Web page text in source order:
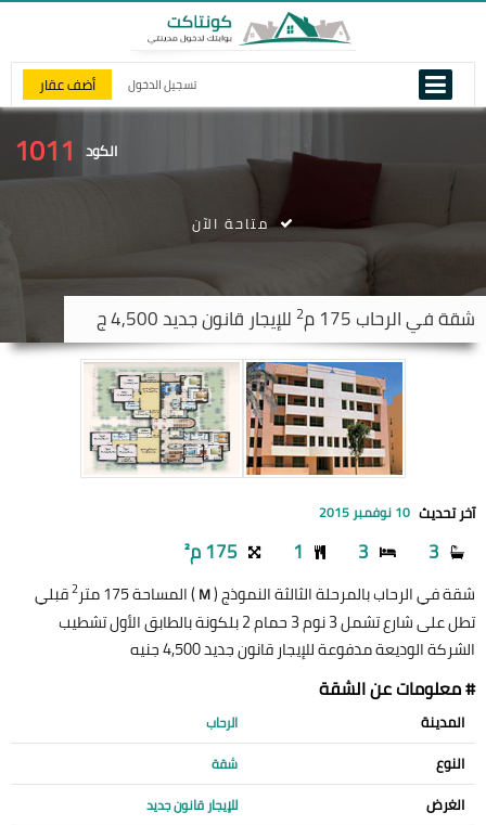
تسجيل الدخول أضف عقار
الكود 1011
شقة فيالرحاب 2 للإيجار قانون جديد 4,500 ج
متاحة الآن
آخر تحديث 10 نوفمبر 2015
3
3
1 175 م²
شقة في الرحاب بالمرحلة الثالثة النموذج (M) المساحة 175 متر 2قبلي
تطل على شارع تشمل 3 نوم 3 حمام 2 بلكونة بالطابق الأول تشطيب
الشركة الوديعة مدفوعة للإيجار قانون جديد 4,500 جنيه
# معلومات عن الشقة
المدينة الرحاب
النوع شقة
الغرض للإيجار قانون جديد